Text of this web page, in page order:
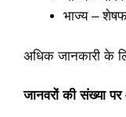
भाज्य –
अधिक जानकारी के
जानवरों की संख्या